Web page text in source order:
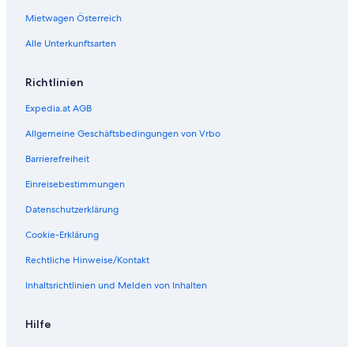
Mietwagen Österreich
Alle Unterkunftsarten
Richtlinien
Expedia.at AGB
Allgemeine Geschäftsbedingungen von Vrbo
Barrierefreiheit
Einreisebestimmungen
Datenschutzerklärung
Cookie-Erklärung
Rechtliche Hinweise/Kontakt
Inhaltsrichtlinien und Melden von Inhalten
Hilfe